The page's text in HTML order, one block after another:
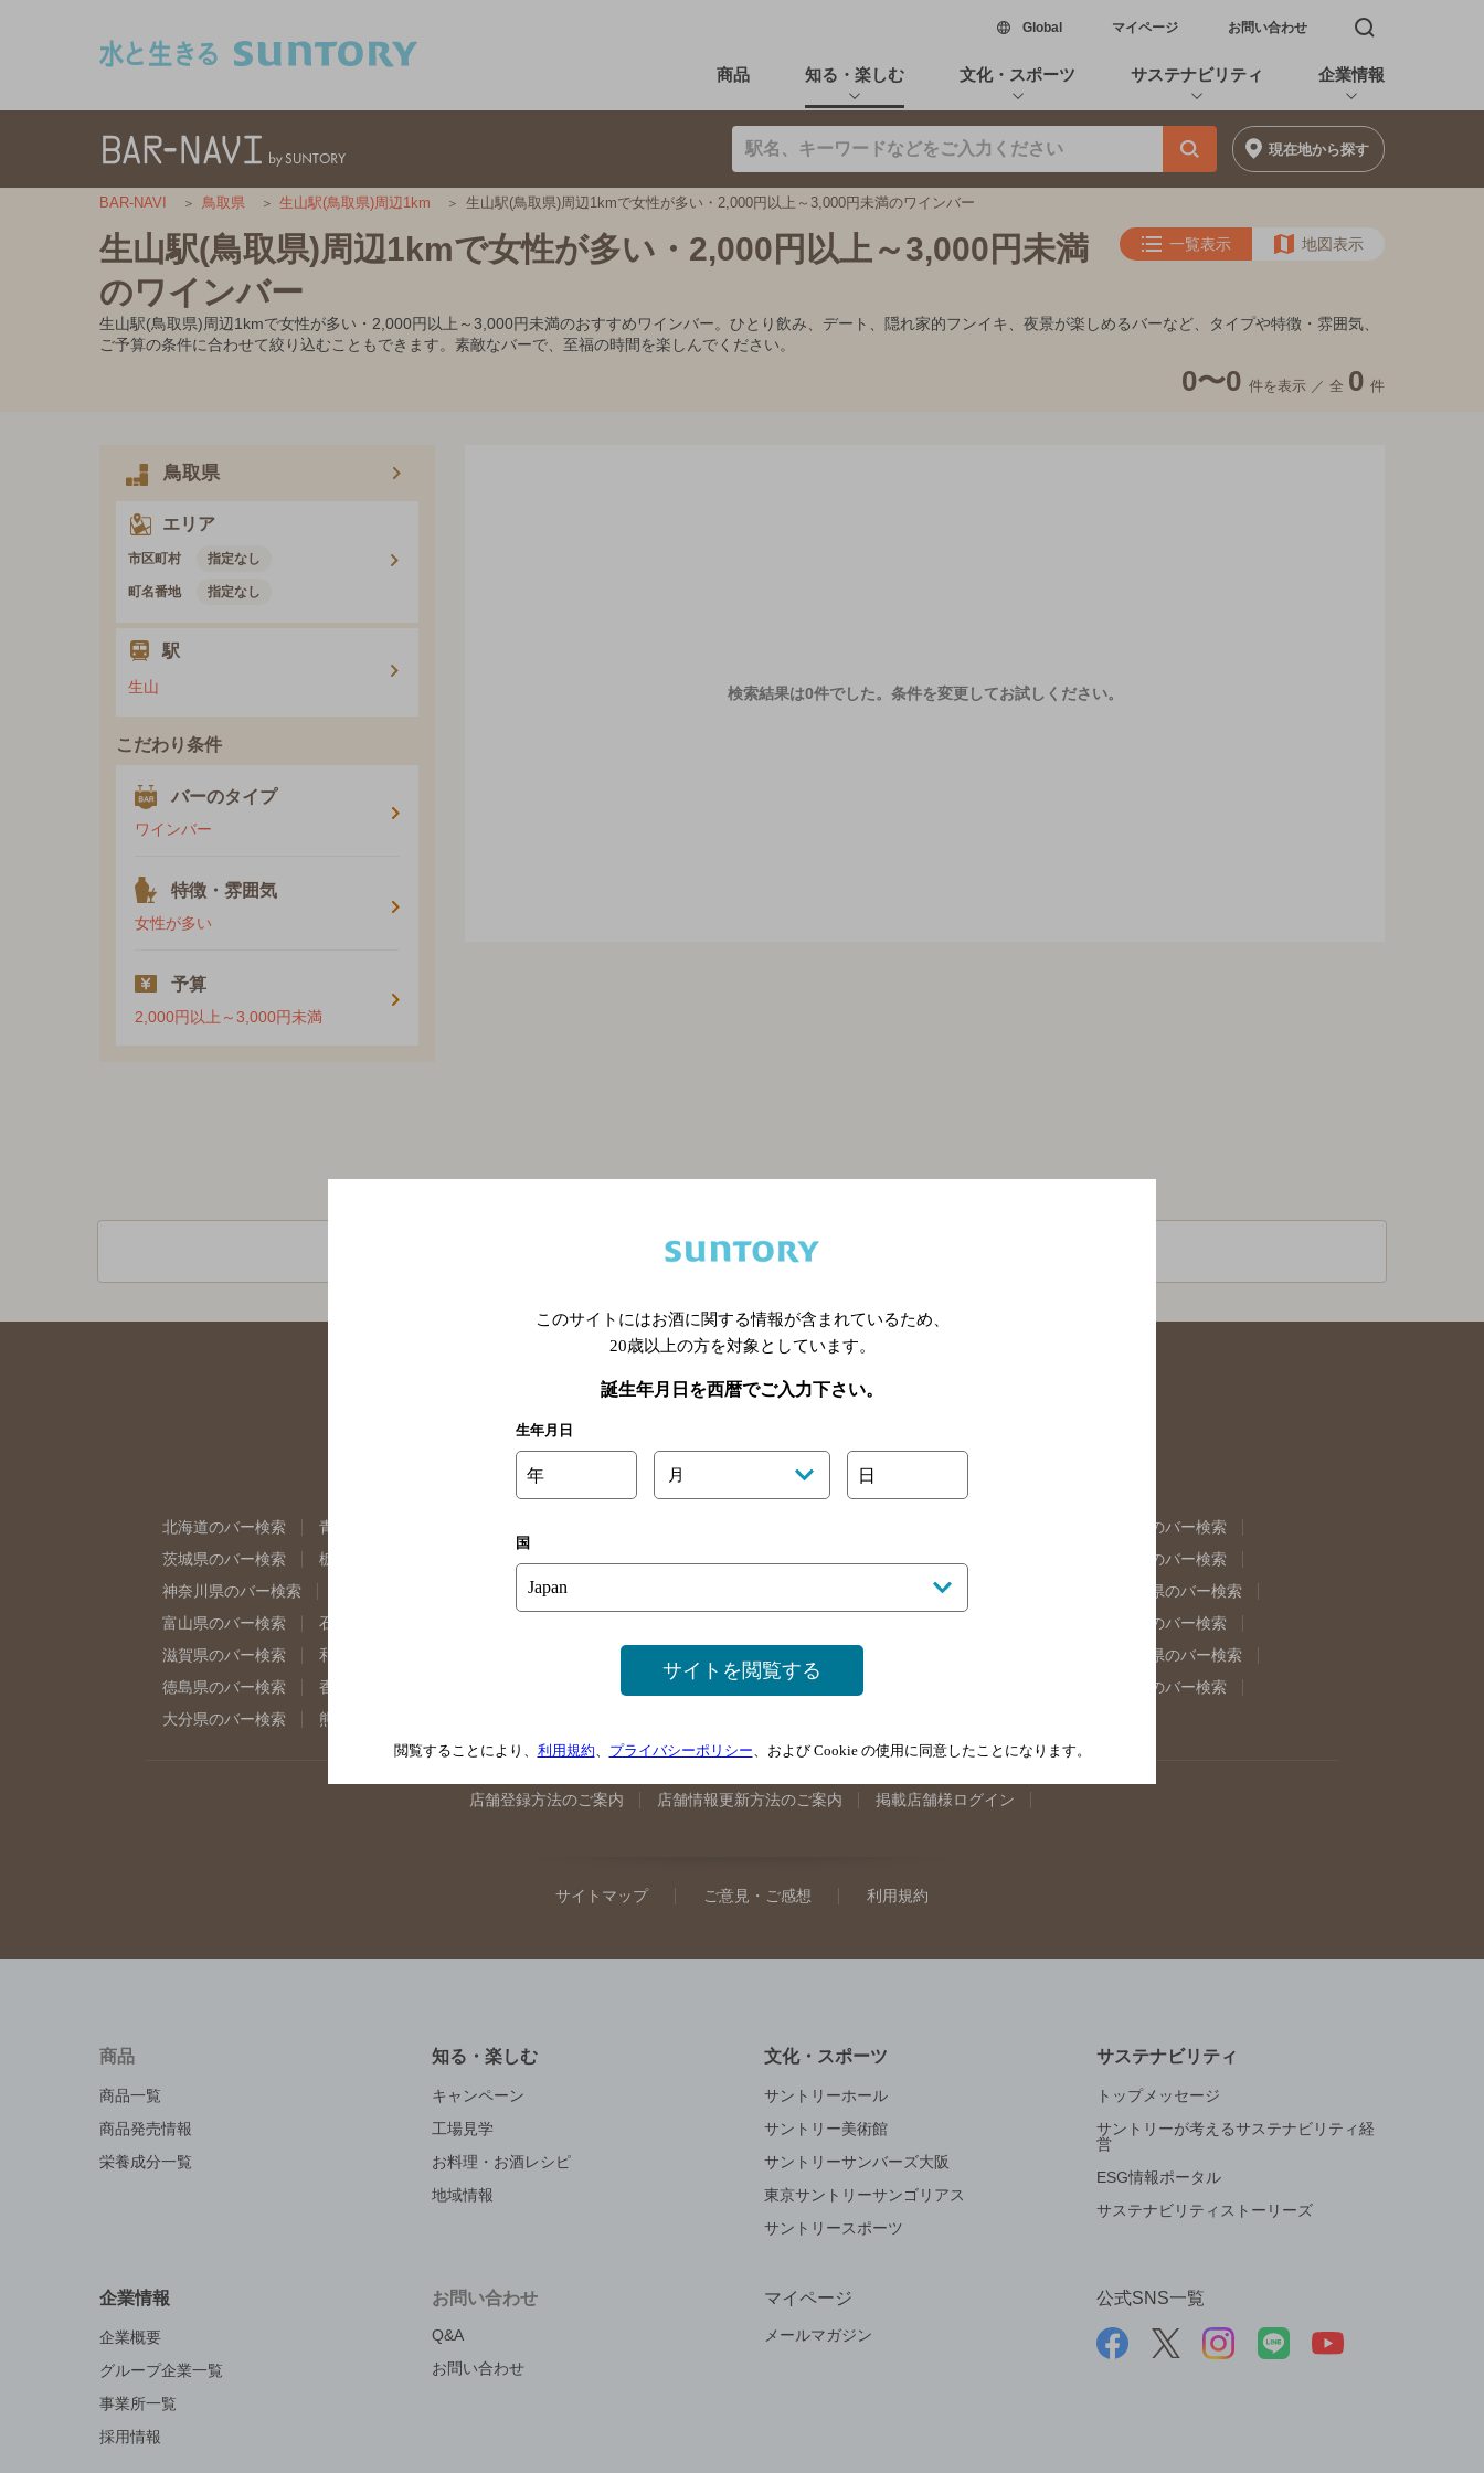
Global新しいウィンドウで開く
マイページ お問い合わせ 検索窓を開く
商品 知る・楽しむ 文化・スポーツ サステナビリティ 企業情報
現在地から探す
BAR-NAVI 鳥取県 生山駅(鳥取県)周辺1km 生山駅(鳥取県)周辺1kmで女性が多い・2,000円以上～3,000円未満のワインバー
生山駅(鳥取県)周辺1kmで女性が多い・2,000円以上～3,000円未満
のワインバー
一覧表示 地図表示
生山駅(鳥取県)周辺1kmで女性が多い・2,000円以上～3,000円未満のおすすめワインバー。ひとり飲み、デート、隠れ家的フンイキ、夜景が楽しめるバーなど、タイプや特徴・雰囲気、
ご予算の条件に合わせて絞り込むこともできます。素敵なバーで、至福の時間を楽しんでください。
0〜0 件を表示 ／ 全 0 件
鳥取県
エリア
市区町村 指定なし
町名番地 指定なし
駅
生山
こだわり条件
バーのタイプ
ワインバー
特徴・雰囲気
女性が多い
予算
2,000円以上～3,000円未満
検索結果は0件でした。 条件を変更してお試しください。
関連ページ
北海道のバー検索 青森県のバー検索
福島県のバー検索
茨城県のバー検索
栃木県のバー検索
東京都のバー検索
神奈川県のバー検索
埼玉県のバー検索
岐阜県のバー検索
富山県のバー検索
石川県のバー検索
奈良県のバー検索
滋賀県のバー検索
和歌山県のバー検索 山口県のバー検索
島根県のバー検索
徳島県のバー検索
香川県のバー検索
佐賀県のバー検索
大分県のバー検索
熊本県のバー検索
店舗登録方法のご案内 店舗情報更新方法のご案内 掲載店舗様ログイン
サイトマップ ご意見・ご感想 利用規約
商品
商品一覧
商品発売情報
栄養成分一覧
知る・楽しむ
キャンペーン
工場見学
お料理・お酒レシピ
地域情報
文化・スポーツ
サントリーホール
サントリー美術館
サントリーサンバーズ大阪
東京サントリーサンゴリアス
サントリースポーツ
サステナビリティ
トップメッセージ
サントリーが考えるサステナビリティ経
営
ESG情報ポータル
サステナビリティストーリーズ
企業情報
企業概要
グループ企業一覧
事業所一覧
採用情報
お問い合わせ
Q&A
お問い合わせ
マイページ
メールマガジン
公式SNS一覧
このサイトにはお酒に関する情報が含まれているため、
20歳以上の方を対象としています。
誕生年月日を西暦でご入力下さい。
生年月日
年 月 日
国
サイトを閲覧する
閲覧することにより、 利用規約、 プライバシーポリシー、および Cookie の使用に同意したことになります。